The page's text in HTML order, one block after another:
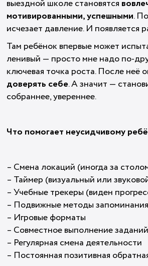
выездной школе становятся
мотивированными, успешными.
исчезает давление. И появляется
Там ребёнок впервые может
ленивый — просто мне надо по-
ключевая точка роста. После неё
доверять себе. А значит —
собраннее, увереннее.
Что помогает неусидчивому
– Смена локаций (иногда за
– Таймер (визуальный или
– Учебные трекеры (виден
– Подвижные методы запоминания
– Игровые форматы
– Совместное выполнение заданий
– Регулярная смена деятельности
– Постоянная позитивная